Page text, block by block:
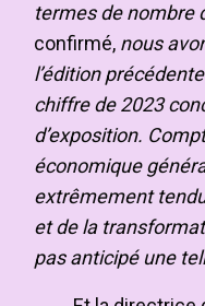
termes de nombre
confirmé, nous
l’édition
chiffre de 2023
d’exposition.
économique
extrêmement
et de la
pas anticipé une